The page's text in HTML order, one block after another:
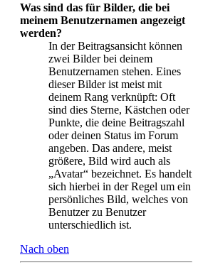
Was sind das für Bilder, die bei
meinem Benutzernamen angezeigt
werden?
In der Beitragsansicht können
zwei Bilder bei deinem
Benutzernamen stehen. Eines
dieser Bilder ist meist mit
deinem Rang verknüpft: Oft
sind dies Sterne, Kästchen oder
Punkte, die deine Beitragszahl
oder deinen Status im Forum
angeben. Das andere, meist
größere, Bild wird auch als
„Avatar“ bezeichnet. Es handelt
sich hierbei in der Regel um ein
persönliches Bild, welches von
Benutzer zu Benutzer
unterschiedlich ist.
Nach oben